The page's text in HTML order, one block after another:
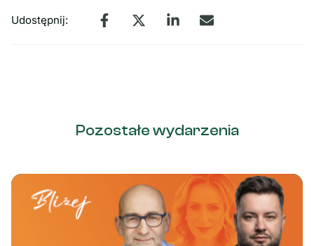
Udostępnij:
Pozostałe wydarzenia